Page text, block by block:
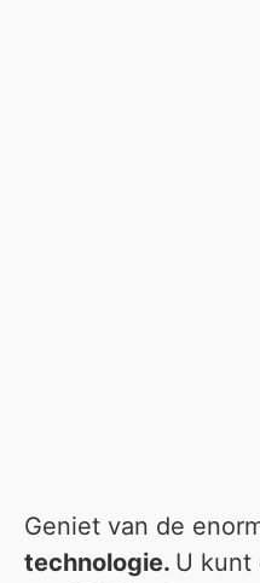
Geniet van de
technologie. U kunt